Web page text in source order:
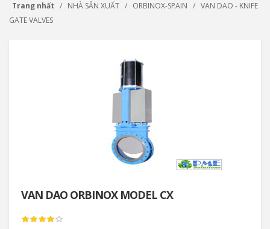
Trang nhất NHÀ SẢN XUẤT ORBINOX-SPAIN
VAN DAO - KNIFE
GATE VALVES
VAN DAO ORBINOX MODEL CX